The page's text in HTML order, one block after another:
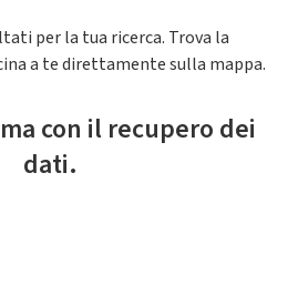
per la tua ricerca. Trova la
a te direttamente sulla mappa.
con il recupero dei
dati.